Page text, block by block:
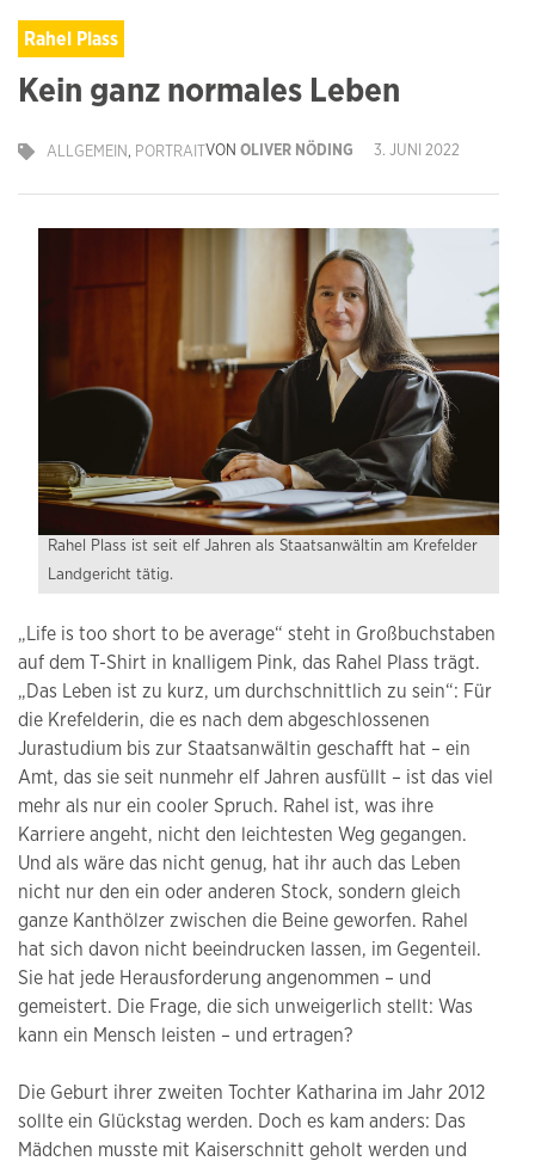
Rahel Plass
Kein ganz normales Leben
VON OLIVER NÖDING 3. JUNI 2022
ALLGEMEIN, PORTRAIT
Rahel Plass ist seit elf Jahren als Staatsanwältin am Krefelder
Landgericht tätig.
„Life is too short to be average“ steht in Großbuchstaben
auf dem T-Shirt in knalligem Pink, das Rahel Plass trägt.
„Das Leben ist zu kurz, um durchschnittlich zu sein“: Für
die Krefelderin, die es nach dem abgeschlossenen
Jurastudium bis zur Staatsanwältin geschafft hat – ein
Amt, das sie seit nunmehr elf Jahren ausfüllt – ist das viel
mehr als nur ein cooler Spruch. Rahel ist, was ihre
Karriere angeht, nicht den leichtesten Weg gegangen.
Und als wäre das nicht genug, hat ihr auch das Leben
nicht nur den ein oder anderen Stock, sondern gleich
ganze Kanthölzer zwischen die Beine geworfen. Rahel
hat sich davon nicht beeindrucken lassen, im Gegenteil.
Sie hat jede Herausforderung angenommen – und
gemeistert. Die Frage, die sich unweigerlich stellt: Was
kann ein Mensch leisten – und ertragen?
Die Geburt ihrer zweiten Tochter Katharina im Jahr 2012
sollte ein Glückstag werden. Doch es kam anders: Das
Mädchen musste mit Kaiserschnitt geholt werden und